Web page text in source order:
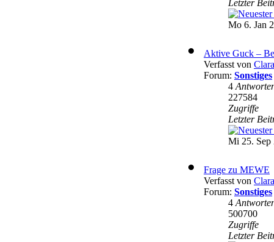
Letzter
Mo 6. Jan
Aktive Guck –
Verfasst von Clara
Forum: Sonstiges
4
227584
Zugriffe
Letzter
Mi 25. Sep
Frage zu MEWE
Verfasst von Clara
Forum: Sonstiges
4
500700
Zugriffe
Letzter